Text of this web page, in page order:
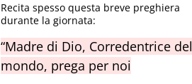
Recita spesso questa breve preghiera
durante la giornata:
“Madre di Dio, Corredentrice del
mondo, prega per noi